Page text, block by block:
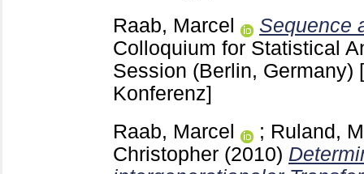
Raab, Marcel
Sequence
Colloquium for Statistical
Session (Berlin, Germany)
Konferenz]
Raab, Marcel
; Ruland,
Christopher (2010)